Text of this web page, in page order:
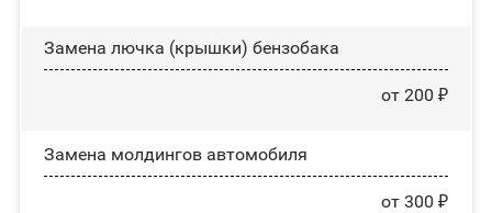
Замена лючка (крышки) бензобака
от 200 ₽
Замена молдингов автомобиля
от 300 ₽